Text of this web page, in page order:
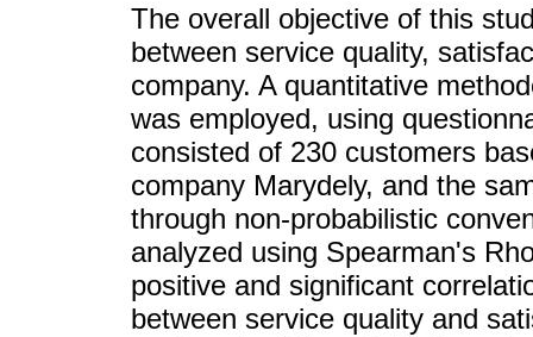
The overall objective of this
between service quality,
company. A quantitative
was employed, using
consisted of 230 customers
company Marydely, and the
through non-probabilistic
analyzed using Spearman's
positive and significant
between service quality and